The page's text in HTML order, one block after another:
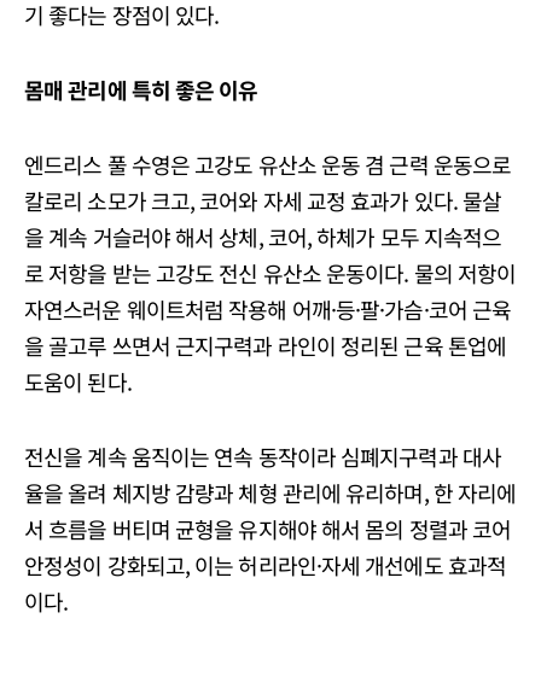
기 좋다는 장점이 있다.
몸매 관리에 특히 좋은 이유
엔드리스 풀 수영은 고강도 유산소 운동 겸 근력 운동으로
칼로리 소모가 크고, 코어와 자세 교정 효과가 있다. 물살
을 계속 거슬러야 해서 상체, 코어, 하체가 모두 지속적으
로 저항을 받는 고강도 전신 유산소 운동이다. 물의 저항이
자연스러운 웨이트처럼 작용해 어깨·등·팔·가슴·코어 근육
을 골고루 쓰면서 근지구력과 라인이 정리된 근육 톤업에
도움이 된다.
전신을 계속 움직이는 연속 동작이라 심폐지구력과 대사
율을 올려 체지방 감량과 체형 관리에 유리하며, 한 자리에
서 흐름을 버티며 균형을 유지해야 해서 몸의 정렬과 코어
안정성이 강화되고, 이는 허리라인·자세 개선에도 효과적
이다.